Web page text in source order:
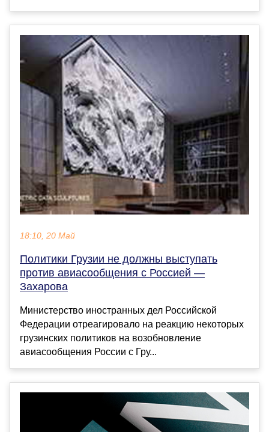
18:10, 20 Май
Политики Грузии не должны выступать
против авиасообщения с Россией —
Захарова
Министерство иностранных дел Российской
Федерации отреагировало на реакцию некоторых
грузинских политиков на возобновление
авиасообщения России с Гру...